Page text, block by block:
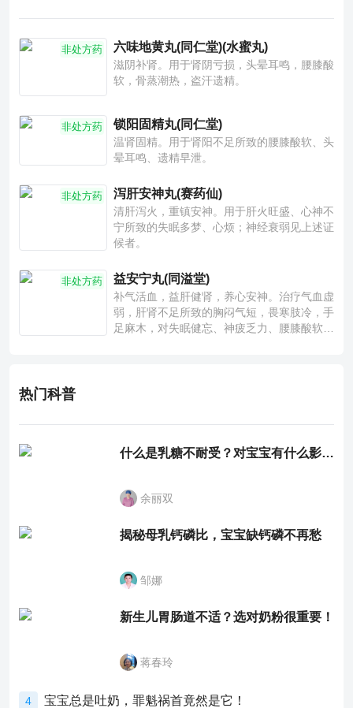
非处方药 六味地黄丸(同仁堂)(水蜜丸)
滋阴补肾。用于肾阴亏损，头晕耳鸣，腰膝酸
软，骨蒸潮热，盗汗遗精。
非处方药 锁阳固精丸(同仁堂)
温肾固精。用于肾阳不足所致的腰膝酸软、头
晕耳鸣、遗精早泄。
非处方药 泻肝安神丸(赛药仙)
清肝泻火，重镇安神。用于肝火旺盛、心神不
宁所致的失眠多梦、心烦；神经衰弱见上述证
候者。
非处方药 益安宁丸(同溢堂)
补气活血，益肝健肾，养心安神。治疗气血虚
弱，肝肾不足所致的胸闷气短，畏寒肢冷，手
足麻木，对失眠健忘、神疲乏力、腰膝酸软也
热门科普
什么是乳糖不耐受？对宝宝有什么影响？
余丽双
揭秘母乳钙磷比，宝宝缺钙磷不再愁
邹娜
新生儿胃肠道不适？选对奶粉很重要！
蒋春玲
4 宝宝总是吐奶，罪魁祸首竟然是它！